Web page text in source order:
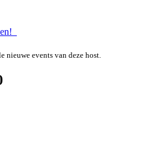
events van deze host.